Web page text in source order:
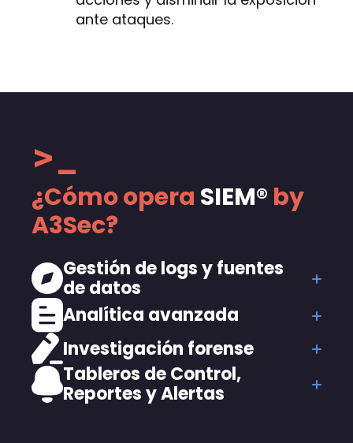
ante ataques.
>_
¿Cómo opera SIEM® by
A3Sec?
Gestión de logs y fuentes
de datos
Analítica avanzada
Investigación forense
Tableros de Control,
Reportes y Alertas